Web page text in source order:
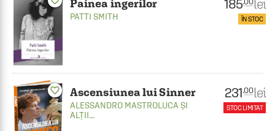
Painea ingerilor
PATTI SMITH
185 lei
ÎN STOC
favorite_border Ascensiunea lui Sinner
ALESSANDRO MASTROLUCA ȘI
ALȚII...
231.00 lei
STOC LIMITAT